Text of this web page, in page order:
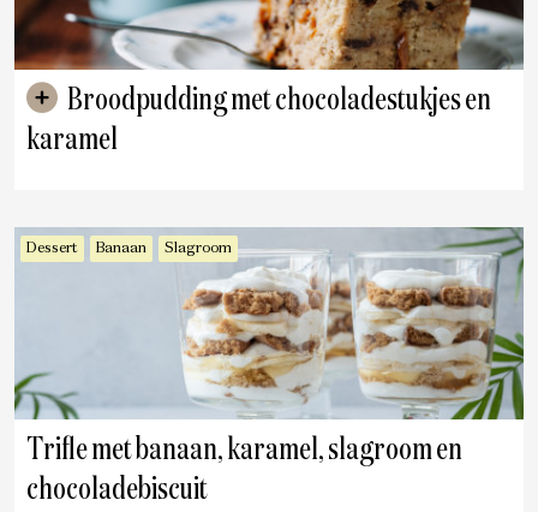
karamel
Dessert Banaan Slagroom
Trifle met banaan, karamel, slagroom en
chocoladebiscuit